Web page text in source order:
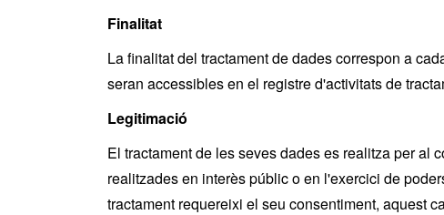
Finalitat
La finalitat del tractament de dades correspon a
seran accessibles en el registre d'activitats de
Legitimació
El tractament de les seves dades es realitza per al
realitzades en interès públic o en l'exercici de
tractament requereixi el seu consentiment, aquest